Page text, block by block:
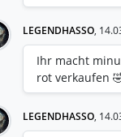
LEGENDHASSO,
Ihr macht
rot verkaufen
LEGENDHASSO,